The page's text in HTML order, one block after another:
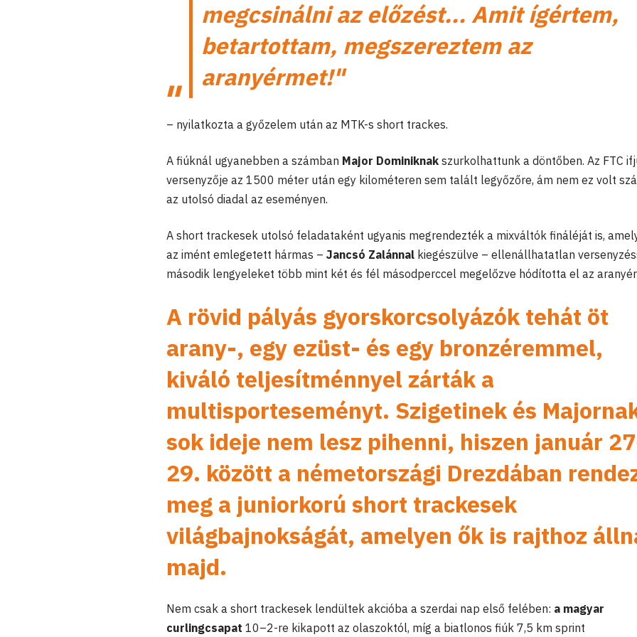
megcsinálni az előzést... Amit ígértem,
betartottam, megszereztem az
aranyérmet!"
– nyilatkozta a győzelem után az MTK-s short trackes.
A fiúknál ugyanebben a számban Major Dominiknak szurkolhattunk a döntőben. Az FTC
versenyzője az 1500 méter után egy kilométeren sem talált legyőzőre, ám nem ez volt
az utolsó diadal az eseményen.
A short trackesek utolsó feladataként ugyanis megrendezték a mixváltók fináléját is,
az imént emlegetett hármas – Jancsó Zalánnal kiegészülve – ellenállhatatlan
második lengyeleket több mint két és fél másodperccel megelőzve hódította el az
A rövid pályás gyorskorcsolyázók tehát öt
arany-, egy ezüst- és egy bronzéremmel,
kiváló teljesítménnyel zárták a
multisporteseményt. Szigetinek és
sok ideje nem lesz pihenni, hiszen január
29. között a németországi Drezdában
meg a juniorkorú short trackesek
világbajnokságát, amelyen ők is rajthoz
majd.
Nem csak a short trackesek lendültek akcióba a szerdai nap első felében: a magyar
curlingcsapat 10–2-re kikapott az olaszoktól, míg a biatlonos fiúk 7,5 km sprint